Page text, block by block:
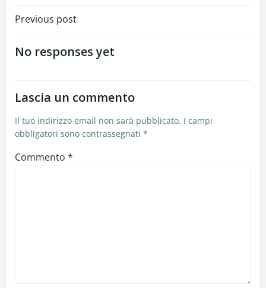
Navigazione
articoli
Previous post
No responses yet
Lascia un commento
Il tuo indirizzo email non sarà pubblicato. I campi
obbligatori sono contrassegnati *
Commento *